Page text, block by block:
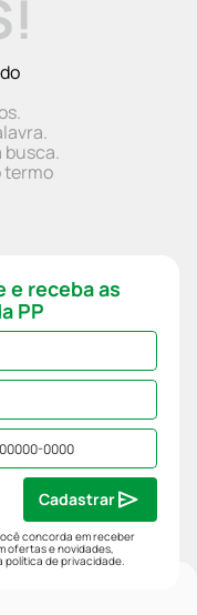
busca.
termo
e receba as
PP
concorda em receber
ofertas e novidades,
política de privacidade.
Cadastrar